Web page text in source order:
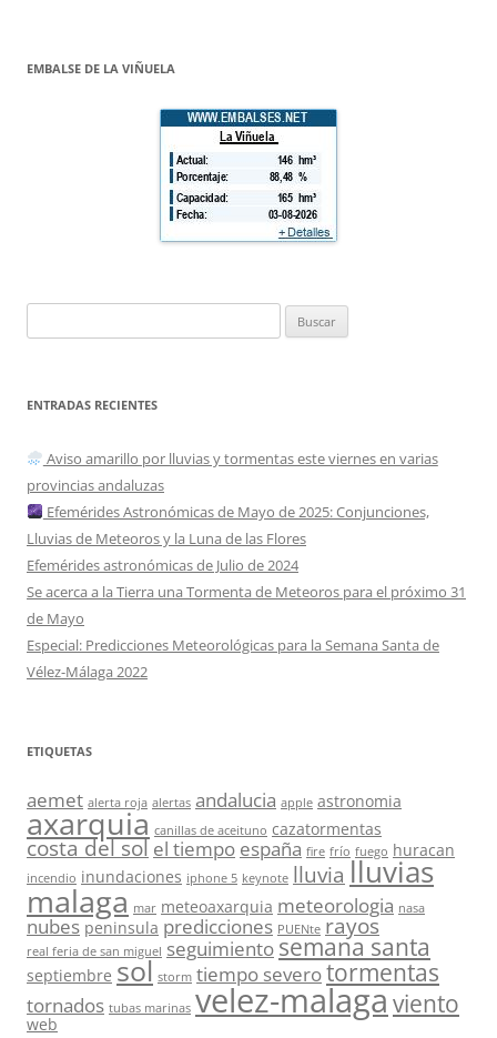
EMBALSE DE LA VIÑUELA
ENTRADAS RECIENTES
Aviso amarillo por lluvias y tormentas este viernes en varias
provincias andaluzas
Efemérides Astronómicas de Mayo de 2025: Conjunciones,
Lluvias de Meteoros y la Luna de las Flores
Efemérides astronómicas de Julio de 2024
Se acerca a la Tierra una Tormenta de Meteoros para el próximo 31
de Mayo
Especial: Predicciones Meteorológicas para la Semana Santa de
Vélez-Málaga 2022
ETIQUETAS
aemet alerta roja alertas andalucia apple astronomia
axarquia canillas de aceituno cazatormentas
costa del sol el tiempo españa fire frío fuego huracan
incendio inundaciones iphone 5 keynote lluvia lluvias
malaga mar meteoaxarquia meteorologia nasa
nubes peninsula predicciones PUENte rayos
real feria de san miguel seguimiento semana santa
septiembre sol storm tiempo severotormentas
tornados tubas marinas velez-malagaviento
web